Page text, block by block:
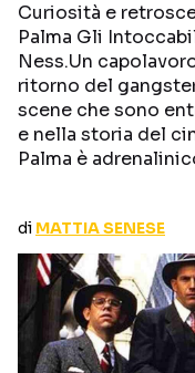
NOTIZIE
CURIOSITÀ
RECENSIONI
Curiosità e
Palma Gli
Ness.Un
ritorno del
scene che sono
e nella storia del
Palma è
di MATTIA SENESE